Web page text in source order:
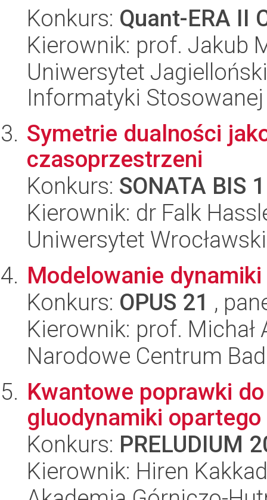
Konkurs: Quant-ERA II
Kierownik: prof. Jakub
Uniwersytet
Informatyki Stosowanej
Symetrie dualności
czasoprzestrzeni
Konkurs: SONATA BIS
Kierownik: dr Falk
Uniwersytet
Modelowanie
Konkurs: OPUS 21 ,
Kierownik: prof. Michał
Narodowe Centrum
Kwantowe poprawki
gluodynamiki
Konkurs: PRELUDIUM
Kierownik: Hiren Kakkad